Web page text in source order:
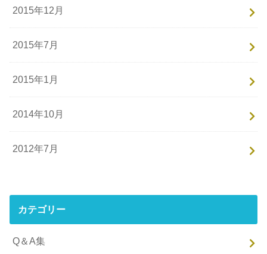
2015年12月
2015年7月
2015年1月
2014年10月
2012年7月
カテゴリー
Q＆A集